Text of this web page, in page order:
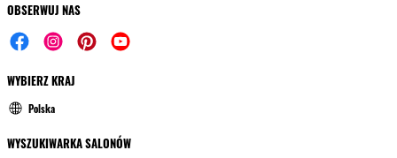
OBSERWUJ NAS
WYBIERZ KRAJ
Polska
WYSZUKIWARKA SALONÓW